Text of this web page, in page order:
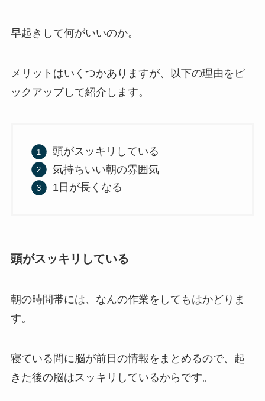
早起きして何がいいのか。
メリットはいくつかありますが、以下の理由をピ
ックアップして紹介します。
頭がスッキリしている
気持ちいい朝の雰囲気
1日が長くなる
頭がスッキリしている
朝の時間帯には、なんの作業をしてもはかどりま
す。
寝ている間に脳が前日の情報をまとめるので、起
きた後の脳はスッキリしているからです。